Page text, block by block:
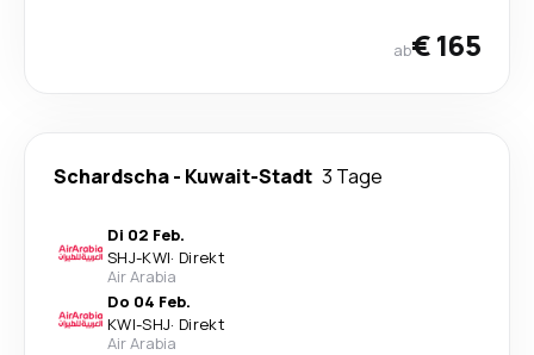
ab€ 165
Schardscha- Kuwait-Stadt 3 Tage
Di 02 Feb.
SHJ-KWI· Direkt
Air Arabia
Do 04 Feb.
KWI-SHJ· Direkt
Air Arabia